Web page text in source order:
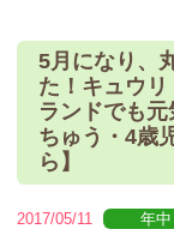
5月になり、
た！キュウ
ランドでも
ちゅう・4歳
ら】
2017/05/11 年中